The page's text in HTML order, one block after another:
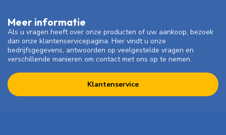
Meer informatie
Als u vragen heeft over onze producten of uw aankoop, bezoek
dan onze klantenservicepagina. Hier vindt u onze
bedrijfsgegevens, antwoorden op veelgestelde vragen en
verschillende manieren om contact met ons op te nemen.
Klantenservice